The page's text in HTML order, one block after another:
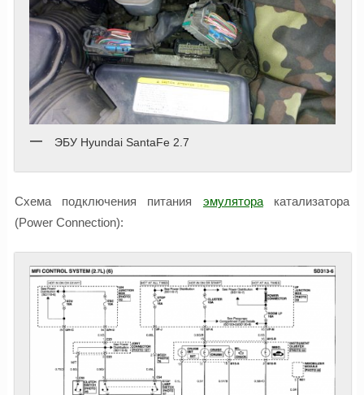
ЭБУ Hyundai SantaFe 2.7
Схема подключения питания эмуляторакатализатора
(Power Connection):